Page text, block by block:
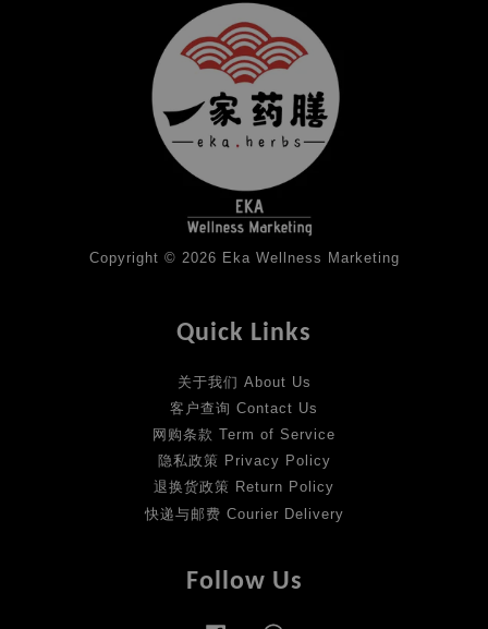
Copyright © 2026 Eka Wellness Marketing
Quick Links
关于我们 About Us
客户查询 Contact Us
网购条款 Term of Service
隐私政策 Privacy Policy
退换货政策 Return Policy
快递与邮费 Courier Delivery
Follow Us